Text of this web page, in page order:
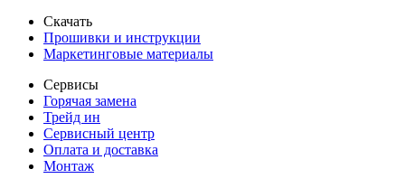
Скачать
Прошивки и инструкции
Маркетинговые материалы
Сервисы
Горячая замена
Трейд ин
Сервисный центр
Оплата и доставка
Монтаж